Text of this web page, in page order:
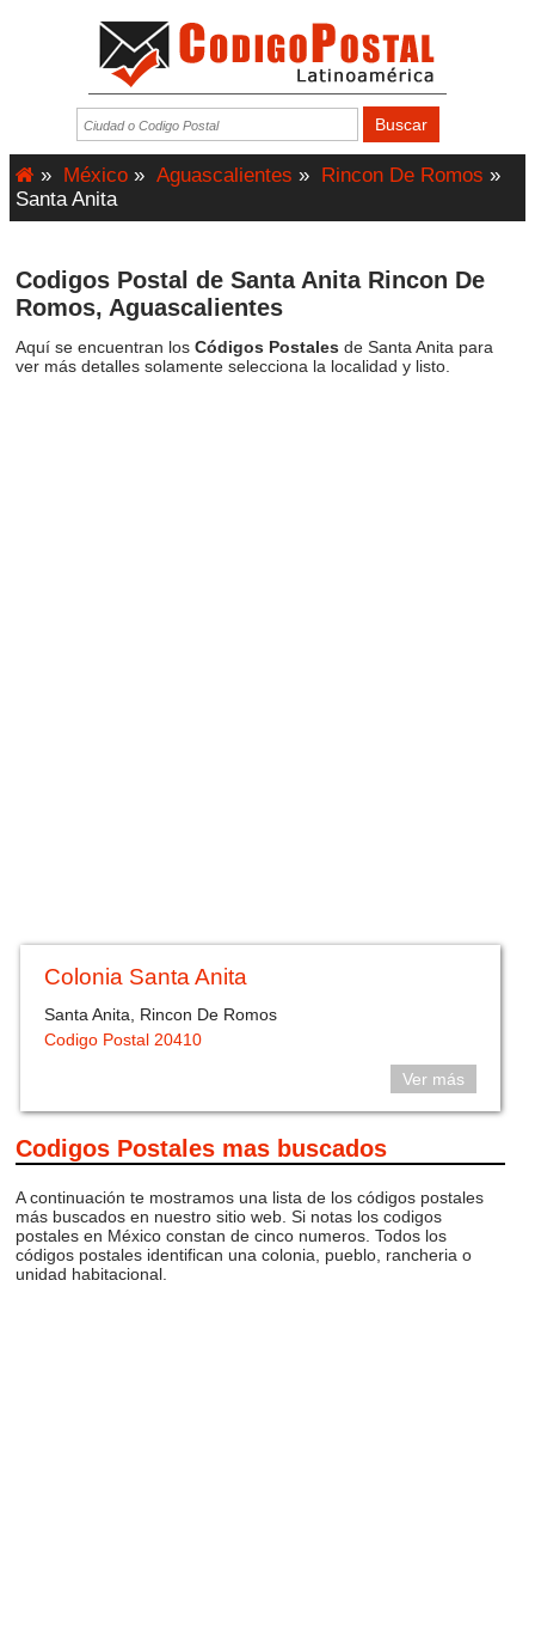
» México » Aguascalientes » Rincon De Romos »
Santa Anita
Codigos Postal de Santa Anita Rincon De
Romos, Aguascalientes
Aquí se encuentran los Códigos Postales de Santa Anita para
ver más detalles solamente selecciona la localidad y listo.
Colonia Santa Anita
Santa Anita, Rincon De Romos
Codigo Postal 20410
Ver más
Codigos Postales mas buscados
A continuación te mostramos una lista de los códigos postales
más buscados en nuestro sitio web. Si notas los codigos
postales en México constan de cinco numeros. Todos los
códigos postales identifican una colonia, pueblo, rancheria o
unidad habitacional.